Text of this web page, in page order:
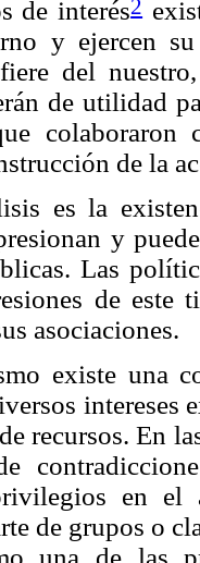
de interés2
y ejercen
del
de utilidad
de la
es la
y
Las
de este
asociaciones.
existe una
intereses
recursos. En
en el
de grupos o
una de las